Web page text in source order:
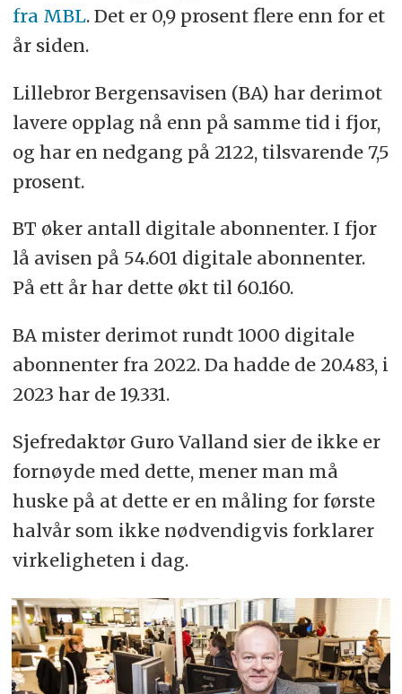
fra MBL. Det er 0,9 prosent flere enn for et
år siden.
Lillebror Bergensavisen (BA) har derimot
lavere opplag nå enn på samme tid i fjor,
og har en nedgang på 2122, tilsvarende 7,5
prosent.
BT øker antall digitale abonnenter. I fjor
lå avisen på 54.601 digitale abonnenter.
På ett år har dette økt til 60.160.
BA mister derimot rundt 1000 digitale
abonnenter fra 2022. Da hadde de 20.483, i
2023 har de 19.331.
Sjefredaktør Guro Valland sier de ikke er
fornøyde med dette, mener man må
huske på at dette er en måling for første
halvår som ikke nødvendigvis forklarer
virkeligheten i dag.